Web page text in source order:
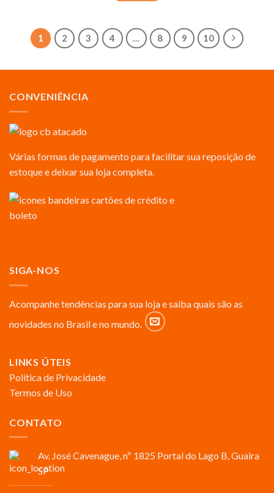
1 2 3 4 … 8 9 10
CONVENIÊNCIA
Várias formas de pagamento para facilitar sua reposição de
estoque e deixar sua loja completa.
SIGA-NOS
Acompanhe tendências para sua loja e saiba quais são as
novidades no Brasil e no mundo.
LINKS ÚTEIS
Política de Privacidade
Termos de Uso
CONTATO
Av. José Cavenague, nº 1825 Portal do Lago B, Guaira
SP